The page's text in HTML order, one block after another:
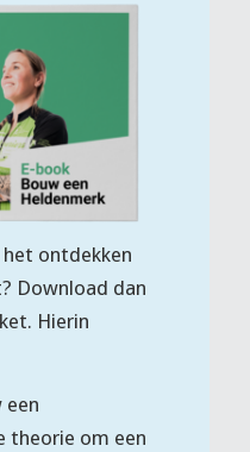
ontdekken
Download dan
Hierin
een
theorie om een